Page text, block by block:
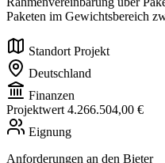
Paketen im Gewichtsbereich
Standort Projekt
Deutschland
Finanzen
Projektwert 4.266.504,00 €
Eignung
Anforderungen an den Bieter